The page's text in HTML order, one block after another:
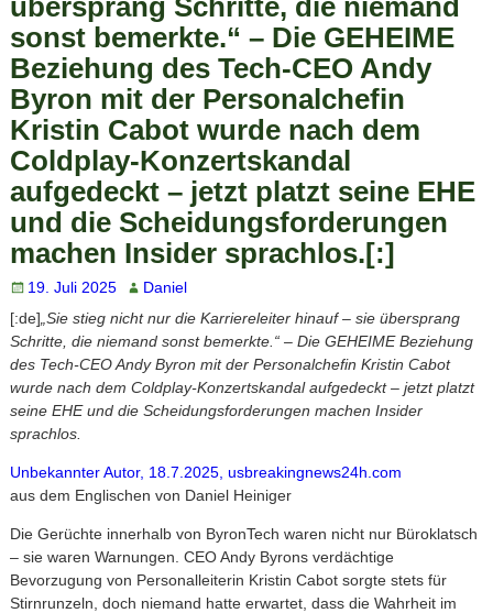
sonst bemerkte.“ – Die GEHEIME
Beziehung des Tech-CEO Andy
Byron mit der Personalchefin
Kristin Cabot wurde nach dem
Coldplay-Konzertskandal
aufgedeckt – jetzt platzt seine EHE
und die Scheidungsforderungen
machen Insider sprachlos.[:]
19. Juli 2025
Daniel
[:de] „Sie stieg nicht nur die Karriereleiter hinauf – sie übersprang
Schritte, die niemand sonst bemerkte.“ – Die GEHEIME Beziehung
des Tech-CEO Andy Byron mit der Personalchefin Kristin Cabot
wurde nach dem Coldplay-Konzertskandal aufgedeckt – jetzt platzt
seine EHE und die Scheidungsforderungen machen Insider
sprachlos.
Unbekannter Autor, 18.7.2025, usbreakingnews24h.com
aus dem Englischen von Daniel Heiniger
Die Gerüchte innerhalb von ByronTech waren nicht nur Büroklatsch
– sie waren Warnungen. CEO Andy Byrons verdächtige
Bevorzugung von Personalleiterin Kristin Cabot sorgte stets für
Stirnrunzeln, doch niemand hatte erwartet, dass die Wahrheit im